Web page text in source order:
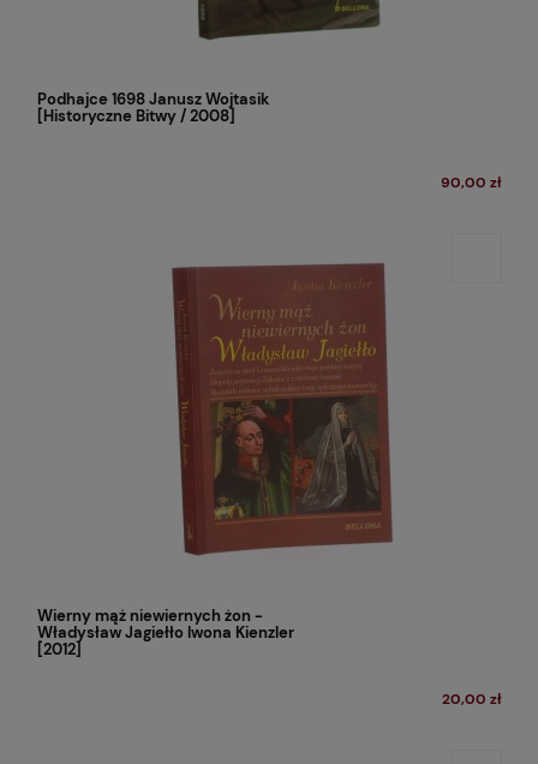
Podhajce 1698 Janusz Wojtasik
[Historyczne Bitwy / 2008]
90,00 zł
Wierny mąż niewiernych żon -
Władysław Jagiełło Iwona Kienzler
[2012]
20,00 zł